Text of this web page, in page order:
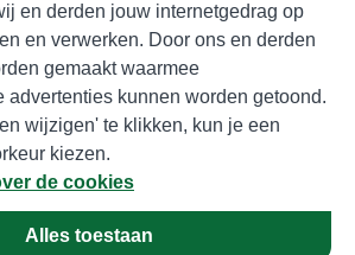
en derden jouw internetgedrag op
en verwerken. Door ons en derden
gemaakt waarmee
advertenties kunnen worden getoond.
wijzigen' te klikken, kun je een
kiezen.
de cookies
Alles toestaan
beste insights en outlooks